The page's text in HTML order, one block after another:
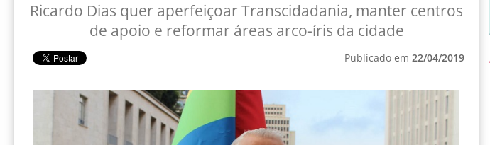
Ricardo Dias quer aperfeiçoar Transcidadania, manter centros
de apoio e reformar áreas arco-íris da cidade
Publicado em 22/04/2019